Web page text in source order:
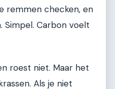
remmen checken, en
Simpel. Carbon voelt
roest niet. Maar het
Als je niet